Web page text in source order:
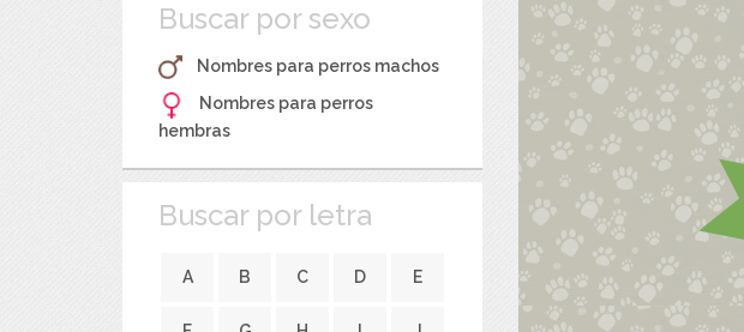
Buscar por sexo
Nombres para perros machos
Nombres para perros
hembras
Buscar por letra
A B C D E